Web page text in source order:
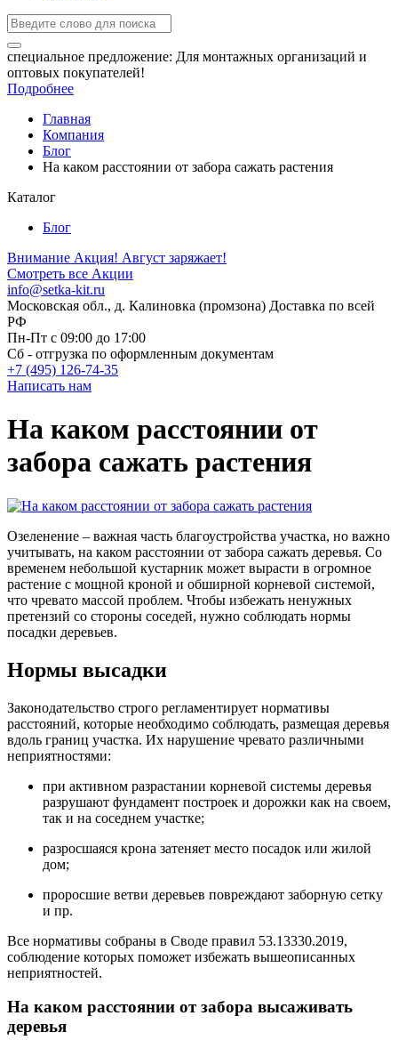
специальное предложение: Для монтажных организаций и
оптовых покупателей!
Подробнее
Главная
Компания
Блог
На каком расстоянии от забора сажать растения
Каталог
Блог
Внимание Акция! Август заряжает!
Смотреть все Акции
info@setka-kit.ru
Московская обл., д. Калиновка (промзона) Доставка по всей
РФ
Пн-Пт с 09:00 до 17:00
Сб - отгрузка по оформленным документам
+7 (495) 126-74-35
Написать нам
На каком расстоянии от
забора сажать растения
Озеленение – важная часть благоустройства участка, но важно
учитывать, на каком расстоянии от забора сажать деревья. Со
временем небольшой кустарник может вырасти в огромное
растение с мощной кроной и обширной корневой системой,
что чревато массой проблем. Чтобы избежать ненужных
претензий со стороны соседей, нужно соблюдать нормы
посадки деревьев.
Нормы высадки
Законодательство строго регламентирует нормативы
расстояний, которые необходимо соблюдать, размещая деревья
вдоль границ участка. Их нарушение чревато различными
неприятностями:
при активном разрастании корневой системы деревья
разрушают фундамент построек и дорожки как на своем,
так и на соседнем участке;
разросшаяся крона затеняет место посадок или жилой
дом;
проросшие ветви деревьев повреждают заборную сетку
и пр.
Все нормативы собраны в Своде правил 53.13330.2019,
соблюдение которых поможет избежать вышеописанных
неприятностей.
На каком расстоянии от забора высаживать
деревья